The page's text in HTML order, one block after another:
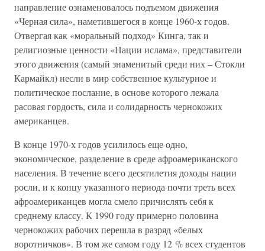
направление ознаменовалось подъемом движения
«Черная сила», наметившегося в конце 1960-х годов.
Отвергая как «моральный подход» Кинга, так и
религиозные ценности «Нации ислама», представители
этого движения (самый знаменитый среди них – Стокли
Кармайкл) несли в мир собственное культурное и
политическое послание, в основе которого лежала
расовая гордость, сила и солидарность чернокожих
американцев.
В конце 1970-х годов усилилось еще одно,
экономическое, разделение в среде афроамериканского
населения. В течение всего десятилетия доходы нации
росли, и к концу указанного периода почти треть всех
афроамериканцев могла смело причислять себя к
среднему классу. К 1990 году примерно половина
чернокожих рабочих перешла в разряд «белых
воротничков». В том же самом году 12 % всех студентов